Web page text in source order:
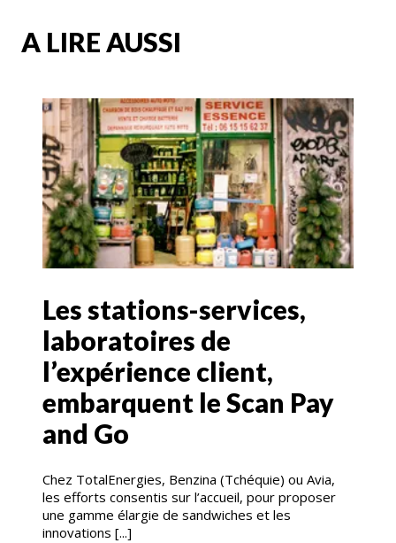
A LIRE AUSSI
Les stations-services,
laboratoires de
l’expérience client,
embarquent le Scan Pay
and Go
Chez TotalEnergies, Benzina (Tchéquie) ou Avia,
les efforts consentis sur l’accueil, pour proposer
une gamme élargie de sandwiches et les
innovations [...]